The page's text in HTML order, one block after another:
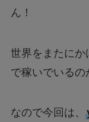
ん！
世界をまたに
で稼いでいるの
なので今回は、